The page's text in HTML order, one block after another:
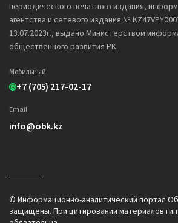
периодического печатного издания,
агентства и сетевого издания №
13.07.2023г., выдано Министерством
общественного развития РК.
Мобильный
+7 (705) 217-02-17
Email
info@obk.kz
© Информационно-аналитический портал
защищены. При цитировании материалов